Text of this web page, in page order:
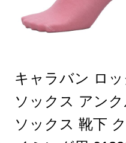
キャラバン ロ
ソックス アン
ソックス 靴下